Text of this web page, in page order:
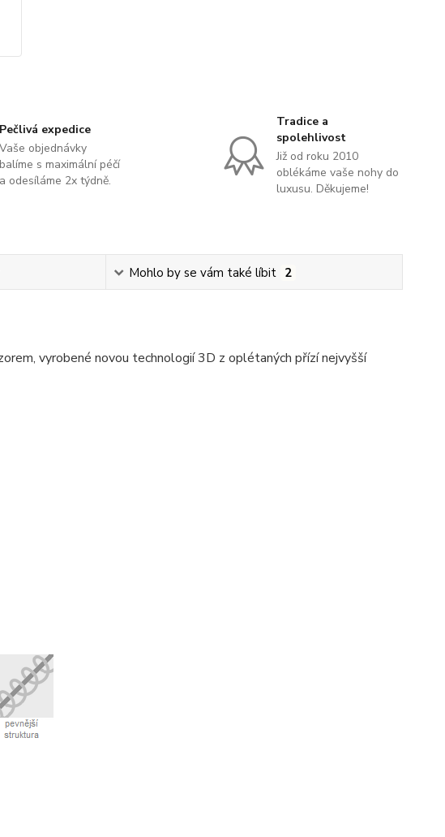
Pečlivá expedice
Vaše objednávky
balíme s maximální péčí
a odesíláme 2x týdně.
Tradice a
spolehlivost
Již od roku 2010
oblékáme vaše nohy do
luxusu. Děkujeme!
Mohlo by se vám také líbit 2
vyrobené novou technologií 3D z oplétaných přízí nejvyšší